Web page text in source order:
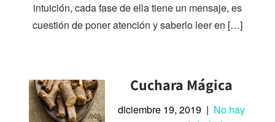
intuición, cada fase de ella tiene un mensaje, es
cuestión de poner atención y saberlo leer en […]
Cuchara Mágica
diciembre 19, 2019 | No hay